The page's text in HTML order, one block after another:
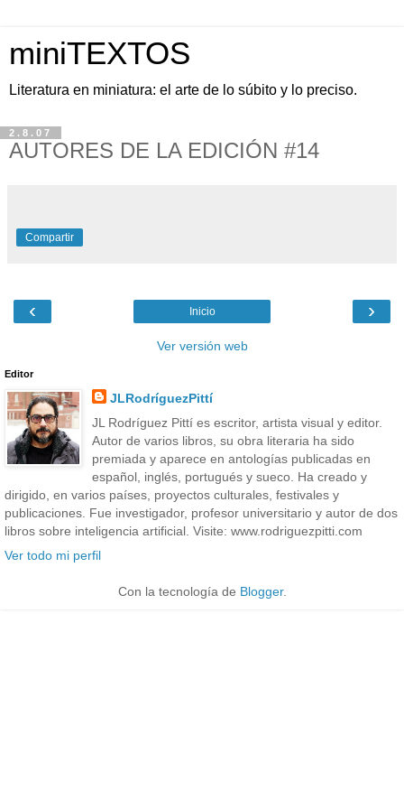
miniTEXTOS
Literatura en miniatura: el arte de lo súbito y lo preciso.
2.8.07
AUTORES DE LA EDICIÓN #14
Compartir
‹ ›
Inicio
Ver versión web
Editor
JLRodríguezPittí
JL Rodríguez Pittí es escritor, artista visual y editor.
Autor de varios libros, su obra literaria ha sido
premiada y aparece en antologías publicadas en
español, inglés, portugués y sueco. Ha creado y
dirigido, en varios países, proyectos culturales, festivales y
publicaciones. Fue investigador, profesor universitario y autor de dos
libros sobre inteligencia artificial. Visite: www.rodriguezpitti.com
Ver todo mi perfil
Con la tecnología de Blogger.